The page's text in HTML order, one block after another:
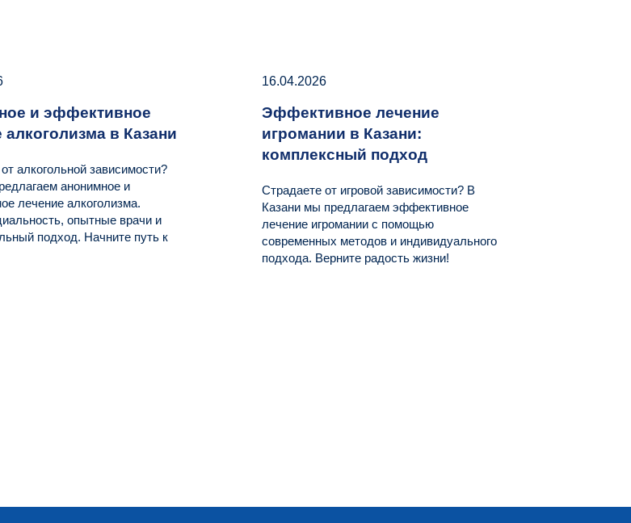
и эффективное
алкоголизма в Казани
алкогольной зависимости?
анонимное и
лечение алкоголизма.
опытные врачи и
подход. Начните путь к
16.04.2026
Эффективное лечение
игромании в Казани:
комплексный подход
Страдаете от игровой зависимости? В
Казани мы предлагаем эффективное
лечение игромании с помощью
современных методов и индивидуального
подхода. Верните радость жизни!